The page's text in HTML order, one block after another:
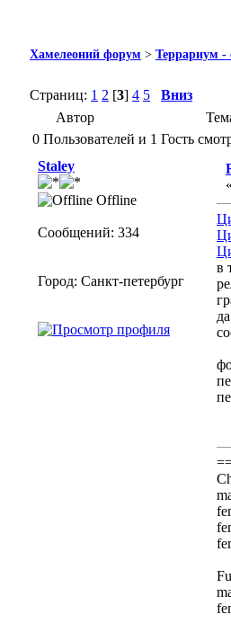
Хамелеоний форум > Террариум -
Страниц: 1 2 [3] 4 5 Вниз
Автор
0 Пользователей и 1 Гость
Staley
Offline
Сообщений: 334
Город: Санкт-петербург
«
в